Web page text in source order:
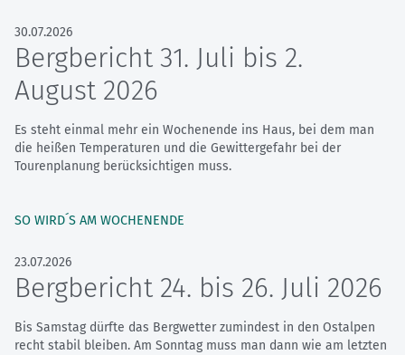
30.07.2026
Bergbericht 31. Juli bis 2.
August 2026
Es steht einmal mehr ein Wochenende ins Haus, bei dem man
die heißen Temperaturen und die Gewittergefahr bei der
Tourenplanung berücksichtigen muss.
SO WIRD´S AM WOCHENENDE
23.07.2026
Bergbericht 24. bis 26. Juli 2026
Bis Samstag dürfte das Bergwetter zumindest in den Ostalpen
recht stabil bleiben. Am Sonntag muss man dann wie am letzten